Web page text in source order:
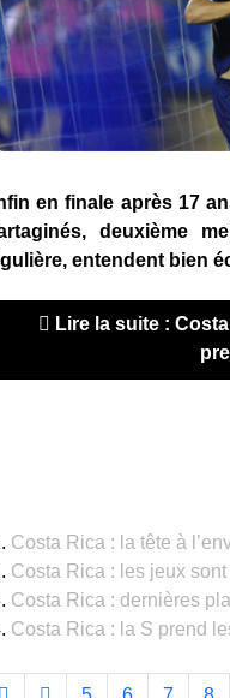
en finale après 17
deuxième
entendent bien
Costa Rica : la tête à
Costa Rica : les jeux
Costa Rica : dernières
Costa Rica : la S prend